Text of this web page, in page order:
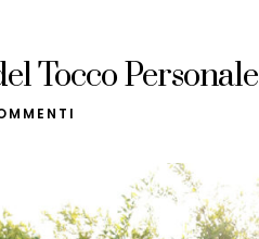
Tocco Personale